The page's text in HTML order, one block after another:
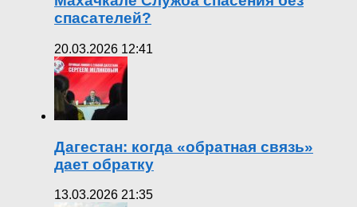
спасателей?
20.03.2026 12:41
Дагестан: когда «обратная связь»
дает обратку
13.03.2026 21:35